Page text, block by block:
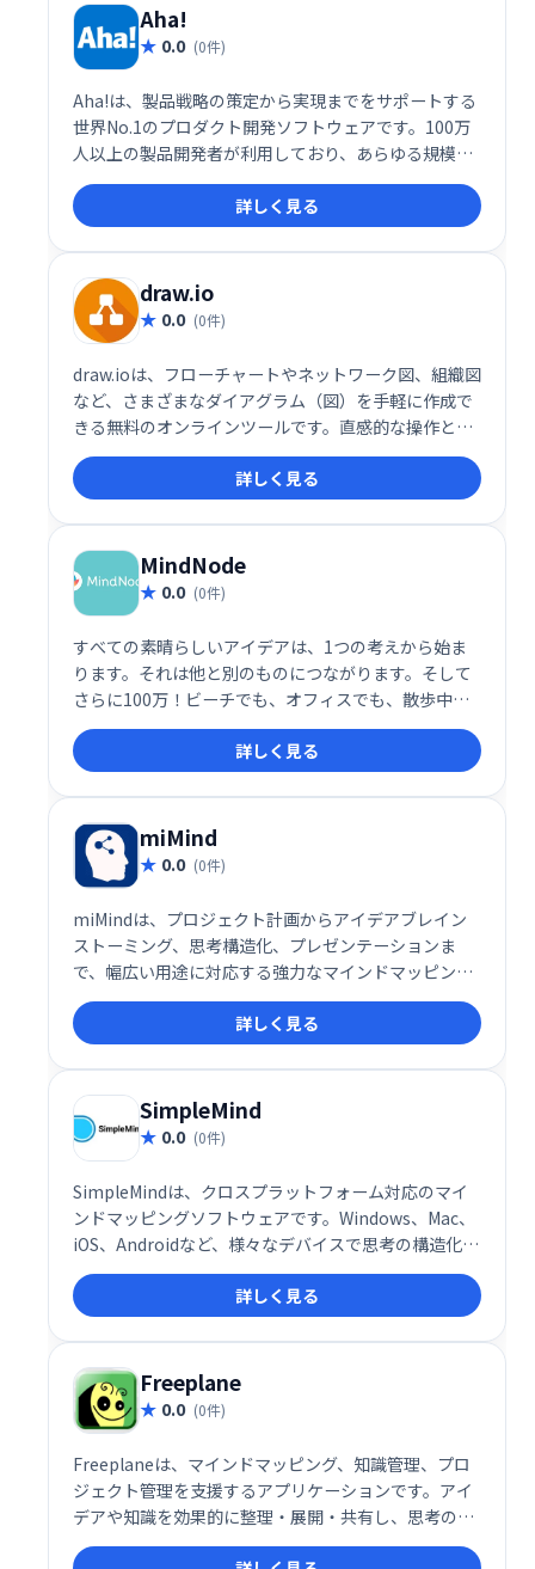
Aha!
0.0 (0件)
Aha!は、製品戦略の策定から実現までをサポートする
世界No.1のプロダクト開発ソフトウェアです。100万
人以上の製品開発者が利用しており、あらゆる規模の
製品チームに最適なソリューションを提供していま
す。
詳しく見る
draw.io
0.0 (0件)
draw.ioは、フローチャートやネットワーク図、組織図
など、さまざまなダイアグラム（図）を手軽に作成で
きる無料のオンラインツールです。直感的な操作と豊
富なテンプレートが特徴で、IT業界をはじめ、多くの
ビジネスユーザーに利用されています。
詳しく見る
MindNode
0.0 (0件)
すべての素晴らしいアイデアは、1つの考えから始ま
ります。それは他と別のものにつながります。そして
さらに100万！ビーチでも、オフィスでも、散歩中で
も、MindNodeを使用すると、すべての考えをキャプ
チャして、アイデアの明確な画像に変えることができ
ます。
詳しく見る
miMind
0.0 (0件)
miMindは、プロジェクト計画からアイデアブレイン
ストーミング、思考構造化、プレゼンテーションま
で、幅広い用途に対応する強力なマインドマッピング
ツールです。アイデア作成・共有をスムーズに行え、
プロジェクトの設計やディスカッション、ポスター作
成なども効率化します。直感的な操作で思考を可視化
し、創造性を高め、チームワークを促進します。様々
なクリエイティブな活動に活用できます。
詳しく見る
SimpleMind
0.0 (0件)
SimpleMindは、クロスプラットフォーム対応のマイ
ンドマッピングソフトウェアです。Windows、Mac、
iOS、Androidなど、様々なデバイスで思考の構造化、
分析、提示を支援します。直感的な操作で、ブランチ
の作成、テキスト編集、要素の移動・回転などが可能
です。視覚的な思考ツールとして、アイデアの整理や
ブレインストーミングに最適です。
詳しく見る
Freeplane
0.0 (0件)
Freeplaneは、マインドマッピング、知識管理、プロ
ジェクト管理を支援するアプリケーションです。アイ
デアや知識を効果的に整理・展開・共有し、思考のプ
ロセスを可視化します。直感的な操作で、複雑な情報